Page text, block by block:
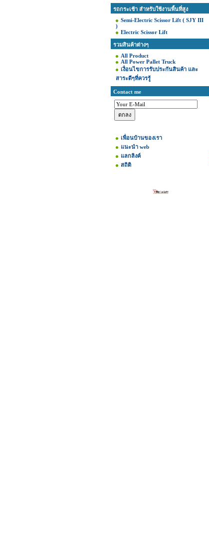
รถกระเช้า สำหรับใช้งานพื้นที่สูง
Semi-Electric Scissor Lift ( SJY III
)
Electric Scissor Lift
รวมสินค้าต่างๆ
All Product
All Power Pallet Truck
เงื่อนไขการรับประกันสินค้า และ
สาระดีๆที่ควรรู้
Contact me
เพื่อนบ้านของเรา
แนะนำ web
แลกลิงค์
สถิติ